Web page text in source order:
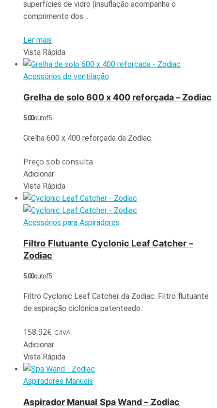
superfícies de vidro (insuflação acompanha o
comprimento dos…
Ler mais
Vista Rápida
Acessórios de ventilação
Grelha de solo 600 x 400 reforçada – Zodiac
5.00out of 5
Grelha 600 x 400 reforçada da Zodiac.
Preço sob consulta
Adicionar
Vista Rápida
Acessórios para Aspiradores
Filtro Flutuante Cyclonic Leaf Catcher –
Zodiac
5.00out of 5
Filtro Cyclonic Leaf Catcher da Zodiac. Filtro flutuante
de aspiração ciclónica patenteado.
158,92€ C/IVA
Adicionar
Vista Rápida
Aspiradores Manuais
Aspirador Manual Spa Wand – Zodiac